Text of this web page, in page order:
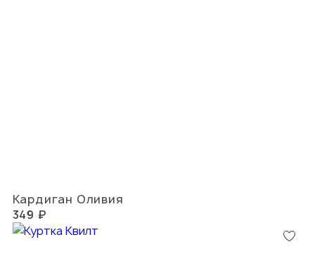
Кардиган Оливия
349 ₽